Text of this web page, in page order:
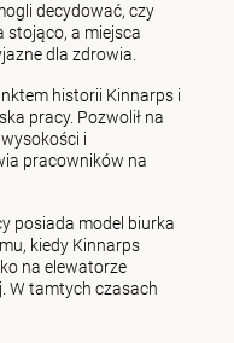
decydować, czy
stojąco, a miejsca
dla zdrowia.
historii Kinnarps i
pracy. Pozwolił na
i
pracowników na
posiada model biurka
kiedy Kinnarps
na elewatorze
W tamtych czasach